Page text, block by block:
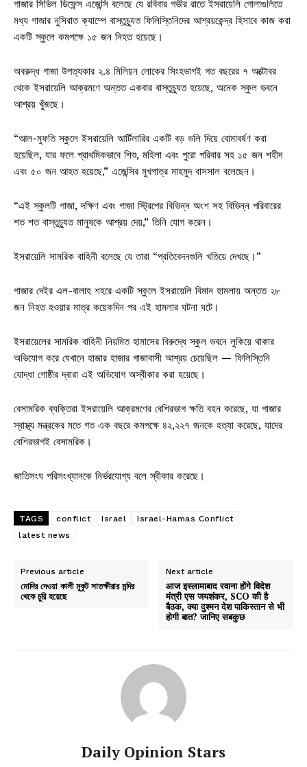
গাজার সিভিল ডিফেন্স এজেন্সি বলেছে যে রবিবার গভীর রাতে ইসরায়েলি গোলাগুলিতে
মধ্য গাজার নুসিরাত ক্যাম্পে বাস্তুচ্যুত ফিলিস্তিনিদের আশ্রয়কেন্দ্র হিসাবে কাজ করা
একটি স্কুলে কমপক্ষে ১৫ জন নিহত হয়েছে।
অবরুদ্ধ গাজা উপত্যকার ২.৪ মিলিয়ন লোকের সিংহভাগই গত বছরের ৭ অক্টোবর
থেকে ইসরায়েলি আক্রমণে অন্তত একবার বাস্তুচ্যুত হয়েছে, অনেক স্কুল ভবনে
আশ্রয় খুঁজছে।
“আল-মুফতি স্কুলে ইসরায়েলি আর্টিলারির একটি বড় ভলি দিয়ে বোমাবর্ষণ করা
হয়েছিল, যার ফলে প্রাথমিকভাবে শিশু, মহিলা এবং পুরো পরিবার সহ ১৫ জন শহীদ
এবং ৫০ জন আহত হয়েছে,” এজেন্সির মুখপাত্র মাহমুদ বাসসাল বলেছেন।
“এই স্কুলটি গাজা, দক্ষিণ এবং গাজা স্ট্রিপের বিভিন্ন অংশ সহ বিভিন্ন পরিবারের
শত শত বাস্তুচ্যুত মানুষকে আশ্রয় দেয়,” তিনি যোগ করেন।
ইসরায়েলি সামরিক বাহিনী বলেছে যে তারা “প্রতিবেদনগুলি খতিয়ে দেখছে।”
গাজার দেইর এল-বালাহ শহরে একটি স্কুলে ইসরায়েলি বিমান হামলায় অন্তত ২৮
জন নিহত হওয়ার মাত্র কয়েকদিন পর এই হামলার ঘটনা ঘটে।
ইসরায়েলের সামরিক বাহিনী নিয়মিত হামাসের বিরুদ্ধে স্কুল ভবনে লুকিয়ে থাকার
অভিযোগ করে যেখানে হাজার হাজার গাজাবাসী আশ্রয় চেয়েছিল — ফিলিস্তিনি
যোদ্ধা গোষ্ঠীর দ্বারা এই অভিযোগ অস্বীকার করা হয়েছে।
বেসামরিক ব্যক্তিরা ইসরায়েলি আক্রমণের বেশিরভাগ ক্ষতি বহন করেছে, যা গাজার
স্বাস্থ্য মন্ত্রকের মতে গত এক বছরে কমপক্ষে ৪২,২২৭ জনকে হত্যা করেছে, যাদের
বেশিরভাগই বেসামরিক।
জাতিসংঘ পরিসংখ্যানকে নির্ভরযোগ্য বলে স্বীকার করেছে।
TAGS conflict Israel
Israel-Hamas Conflict
latest news
Previous article
মোদির দেওয়া কালী মুকুট সাতক্ষীরার মন্দির
থেকে চুরি হয়েছে
Next article
आज इस्लामाबाद रवाना होंगे विदेश
मंत्री एस जयशंकर, SCO की है
बैठक, क्या दुश्मन देश पाकिस्तान से भी
होगी बात? जानिए सबकुछ
Daily Opinion Stars